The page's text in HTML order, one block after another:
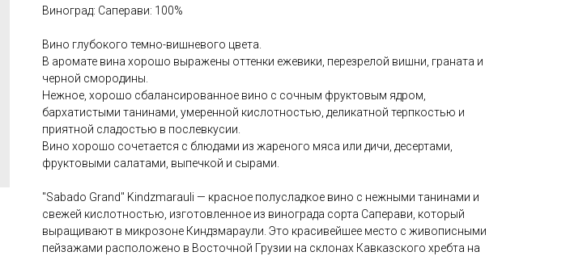
Виноград: Саперави: 100%
Вино глубокого темно-вишневого цвета.
В аромате вина хорошо выражены оттенки ежевики, перезрелой вишни, граната и
черной смородины.
Нежное, хорошо сбалансированное вино с сочным фруктовым ядром,
бархатистыми танинами, умеренной кислотностью, деликатной терпкостью и
приятной сладостью в послевкусии.
Вино хорошо сочетается с блюдами из жареного мяса или дичи, десертами,
фруктовыми салатами, выпечкой и сырами.
"Sabado Grand" Kindzmarauli — красное полусладкое вино с нежными танинами и
свежей кислотностью, изготовленное из винограда сорта Саперави, который
выращивают в микрозоне Киндзмараули. Это красивейшее место с живописными
пейзажами расположено в Восточной Грузии на склонах Кавказского хребта на